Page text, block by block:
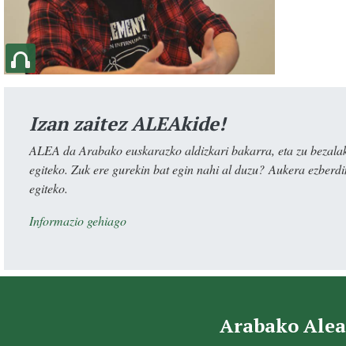
Izan zaitez ALEAkide!
ALEA da Arabako euskarazko aldizkari bakarra, eta zu
egiteko. Zuk ere gurekin bat egin nahi al duzu? Aukera
egiteko.
Informazio gehiago
Arabako